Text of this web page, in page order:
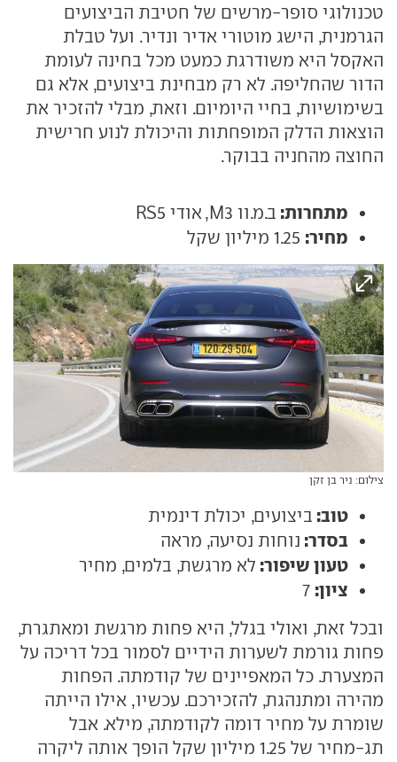
טכנולוגי סופר-מרשים של חטיבת הביצועים
הגרמנית, הישג מוטורי אדיר ונדיר. ועל טבלת
האקסל היא משודרגת כמעט מכל בחינה לעומת
הדור שהחליפה. לא רק מבחינת ביצועים, אלא גם
בשימושיות, בחיי היומיום. וזאת, מבלי להזכיר את
הוצאות הדלק המופחתות והיכולת לנוע חרישית
החוצה מהחניה בבוקר.
מתחרות: ב.מ.וו M3, אודי RS5
מחיר:
צילום: ניר בן זקן
טוב: ביצועים, יכולת דינמית
בסדר: נוחות נסיעה, מראה
טעון שיפור: לא מרגשת, בלמים, מחיר
ציון:
ובכל זאת, ואולי בגלל, היא פחות מרגשת ומאתגרת,
פחות גורמת לשערות הידיים לסמור בכל דריכה על
המצערת. כל המאפיינים של קודמתה. הפחות
מהירה ומתנהגת, להזכירכם. עכשיו, אילו הייתה
שומרת על מחיר דומה לקודמתה, מילא. אבל
תג-מחיר של 1.25 מיליון שקל הופך אותה ליקרה